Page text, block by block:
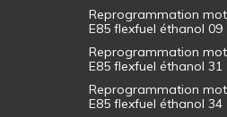
Reprogrammation
E85 flexfuel éthanol 09
Reprogrammation
E85 flexfuel éthanol 31
Reprogrammation
E85 flexfuel éthanol 34